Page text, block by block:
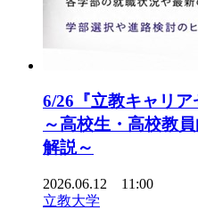
6/26『立教キャリア
～高校生・高校教
解説～
2026.06.12 11:00
立教大学